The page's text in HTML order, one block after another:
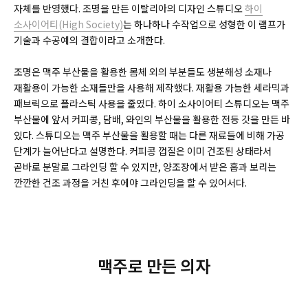
자체를 반영했다. 조명을 만든 이탈리아의 디자인 스튜디오 하이
소사이어티(High Society)는 하나하나 수작업으로 성형한 이 램프가
기술과 수공예의 결합이라고 소개한다.
조명은 맥주 부산물을 활용한 몸체 외의 부분들도 생분해성 소재나
재활용이 가능한 소재들만을 사용해 제작했다. 재활용 가능한 세라믹과
패브릭으로 플라스틱 사용을 줄였다. 하이 소사이어티 스튜디오는 맥주
부산물에 앞서 커피콩, 담배, 와인의 부산물을 활용한 전등 갓을 만든 바
있다. 스튜디오는 맥주 부산물을 활용할 때는 다른 재료들에 비해 가공
단계가 늘어난다고 설명한다. 커피콩 껍질은 이미 건조된 상태라서
곧바로 분말로 그라인딩 할 수 있지만, 양조장에서 받은 홉과 보리는
깐깐한 건조 과정을 거친 후에야 그라인딩을 할 수 있어서다.
맥주로 만든 의자